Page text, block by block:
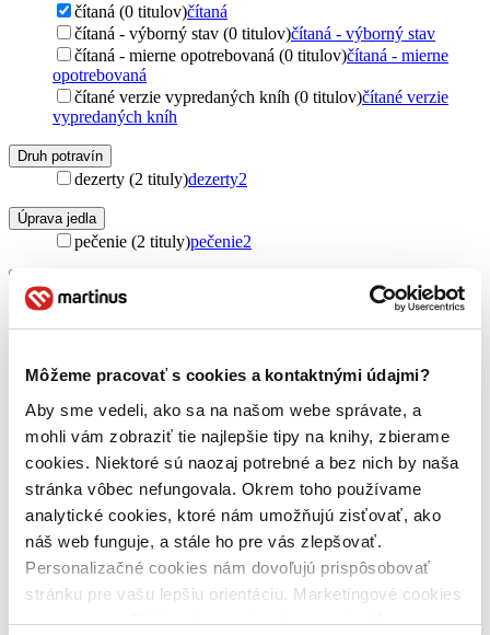
Môžeme pracovať s cookies a kontaktnými údajmi?
Aby sme vedeli, ako sa na našom webe správate, a
mohli vám zobraziť tie najlepšie tipy na knihy, zbierame
cookies. Niektoré sú naozaj potrebné a bez nich by naša
stránka vôbec nefungovala. Okrem toho používame
analytické cookies, ktoré nám umožňujú zisťovať, ako
náš web funguje, a stále ho pre vás zlepšovať.
Personalizačné cookies nám dovoľujú prispôsobovať
stránku pre vašu lepšiu orientáciu. Marketingové cookies
nám zas umožňujú zobrazenie relevantnej reklamy.
čítaná (0 titulov)čítaná
čítaná - výborný stav (0 titulov)čítaná - výborný stav
čítaná - mierne opotrebovaná (0 titulov)čítaná - mierne
opotrebovaná
čítané verzie vypredaných kníh (0 titulov)čítané verzie
vypredaných kníh
Druh potravín
dezerty (2 tituly)dezerty2
Úprava jedla
pečenie (2 tituly)pečenie2
čeština (2 tituly)
torty (2 tituly)
Autor
Johana Pošová (2 tituly) Johana Pošová
2
Venny Hladík (2 tituly)
Venny Hladík
Petra Frýdlová (2 tituly) Petra Frýdlová2
Vydavateľstvo
Smart Press (2 tituly)Smart Press 2
Väzba
pevná väzba s prebalom (2 tituly)pevná väzba s prebalom